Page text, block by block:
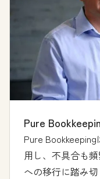
Pure
Pure
用し、不具合も
への移行に踏み